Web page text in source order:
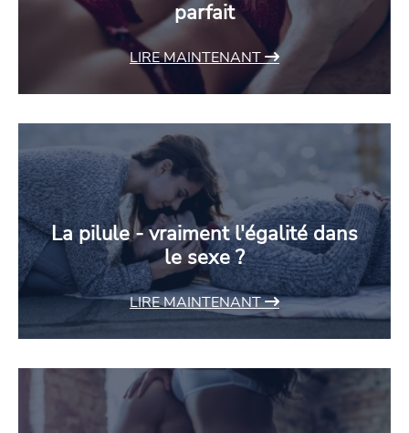
parfait
LIRE MAINTENANT
La pilule - vraiment l'égalité dans
le sexe ?
LIRE MAINTENANT